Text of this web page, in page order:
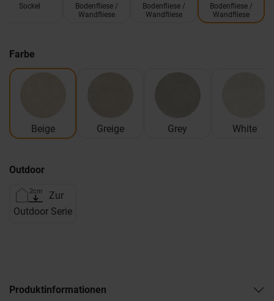
Sockel
Bodenfliese /
Wandfliese
Bodenfliese /
Wandfliese
Bodenfliese /
Wandfliese
Farbe
Beige Greige Grey White
Outdoor
Zur
Outdoor Serie
Produktinformationen